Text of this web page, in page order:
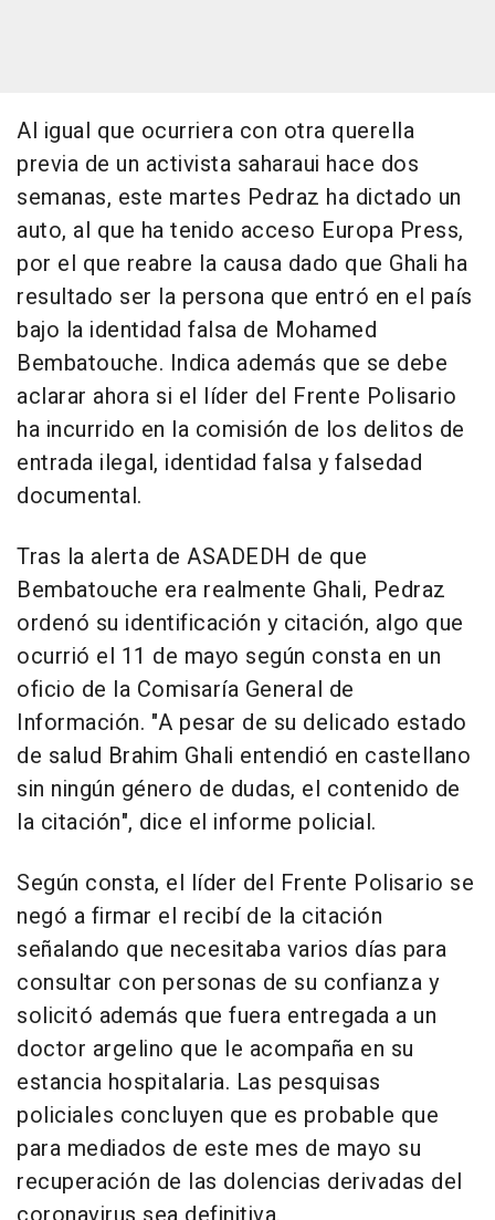
Al igual que ocurriera con otra querella
previa de un activista saharaui hace dos
semanas, este martes Pedraz ha dictado un
auto, al que ha tenido acceso Europa Press,
por el que reabre la causa dado que Ghali ha
resultado ser la persona que entró en el país
bajo la identidad falsa de Mohamed
Bembatouche. Indica además que se debe
aclarar ahora si el líder del Frente Polisario
ha incurrido en la comisión de los delitos de
entrada ilegal, identidad falsa y falsedad
documental.
Tras la alerta de ASADEDH de que
Bembatouche era realmente Ghali, Pedraz
ordenó su identificación y citación, algo que
ocurrió el 11 de mayo según consta en un
oficio de la Comisaría General de
Información. "A pesar de su delicado estado
de salud Brahim Ghali entendió en castellano
sin ningún género de dudas, el contenido de
la citación", dice el informe policial.
Según consta, el líder del Frente Polisario se
negó a firmar el recibí de la citación
señalando que necesitaba varios días para
consultar con personas de su confianza y
solicitó además que fuera entregada a un
doctor argelino que le acompaña en su
estancia hospitalaria. Las pesquisas
policiales concluyen que es probable que
para mediados de este mes de mayo su
recuperación de las dolencias derivadas del